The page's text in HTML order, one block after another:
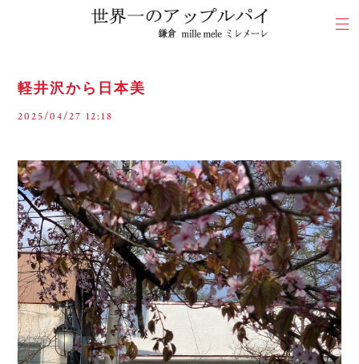
軽井沢から日本美
2025/04/27 12:18